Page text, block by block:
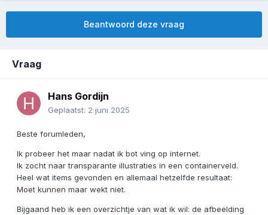
Beantwoord deze vraag
Vraag
Hans Gordijn
Geplaatst: 2 juni 2025
Beste forumleden,
Ik probeer het maar nadat ik bot ving op internet.
Ik zocht naar transparante illustraties in een containerveld.
Heel wat items gevonden en allemaal hetzelfde resultaat:
Moet kunnen maar wekt niet.
Bijgaand heb ik een overzichtje van wat ik wil: de afbeelding